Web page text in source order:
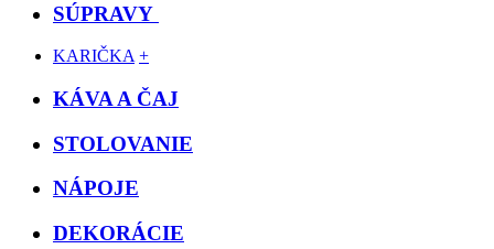
SÚPRAVY
KARIČKA +
KÁVA A ČAJ
STOLOVANIE
NÁPOJE
DEKORÁCIE